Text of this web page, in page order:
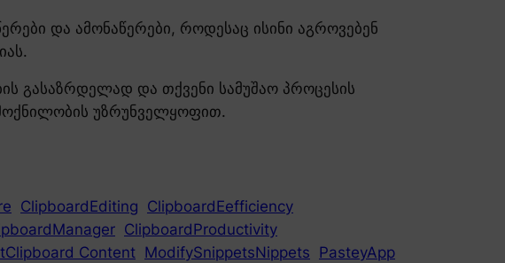
და ამონაწერები, როდესაც ისინი აგროვებენ
გასაზრდელად და თქვენი სამუშაო პროცესის
უზრუნველყოფით.
ClipboardEditing ClipboardEefficiency
ClipboardProductivity
Content ModifySnippetsNippets PasteyApp